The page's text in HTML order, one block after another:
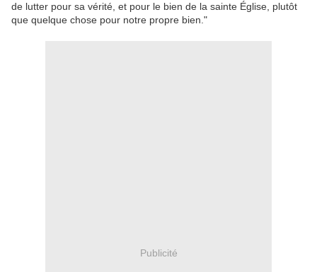
de lutter pour sa vérité, et pour le bien de la sainte Église, plutôt
que quelque chose pour notre propre bien."
Publicité